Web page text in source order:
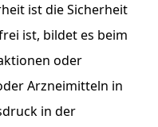
ist die Sicherheit
ist, bildet es beim
oder
Arzneimitteln in
in der